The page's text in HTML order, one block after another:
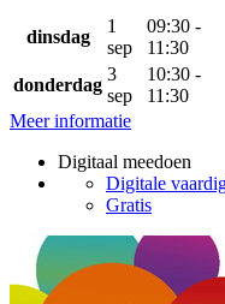
dinsdag
1
sep
09:30 -
11:30
donderdag
3
sep
10:30 -
11:30
Meer informatie
Digitaal meedoen
Digitale
Gratis